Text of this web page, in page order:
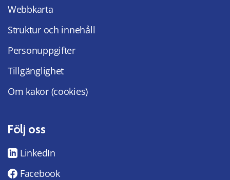
Webbkarta
Struktur och innehåll
Personuppgifter
Tillgänglighet
Om kakor (cookies)
Följ oss
LinkedIn
Facebook